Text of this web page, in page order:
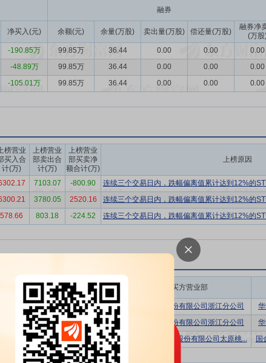
险行业发展模式也面临深度调整,人身险行业在发展中遭遇了更多不
长期价值增长的关键。
管理制度较为系统完整。2019 年,国华人寿引入三家国资股东,成为一
升了公司的资本实力和市场品牌。同时,国华人寿拥有一支专业、稳
把握寿险经营规律,稳健发展,探索符合自身特色的可持续发展之路。
略,以增进人民群众获得感、幸福感、安全感,助力共同富裕为己任,
终坚守寿险本源,坚持“保险姓保、保险为民”理念,以客户需求为导
环境情况,保持适度业务规模,持续优化业务结构。通过产品+服务推
,是行业内首批获得投资全牌照的保险公司。投资范围已涵盖国债、
积极响应国家重大战略号召,充分发挥保险资金长周期性和公司投资
资方式对半导体、先进制造、绿色金融、医疗健康等国家大力发展
投资价值。
人民币,公司持有国华人寿20000万股,占该公司20%股权,为国华人寿
2018年11月27日公告,拟出售所持安盛天平财产保险股份有限公司
股份同时出售给安盛。出售完成后,安盛将持有安盛天平100%股
述收购。其中,公司将持有的安盛天平78,284,108股全部转让给安
为22,783.3万元,预计将实现投资收益约62,326.6万元。
融券
净买入(元) 余额(元) 余量(万股) 卖出量(万股) 偿还量(万股)
融券净
(万股
-190.85万 99.85万 36.44 0.00 0.00 0.00
-48.89万 99.85万 36.44 0.00 0.00 0.00
-105.01万 99.85万 36.44 0.00 0.00 0.00
榜营业
买入合
计(万)
上榜营业
部卖出合
计(万)
上榜营业
部买卖净
额合计(万)
上榜原因
7103.07 -800.90
连续三个交易日内，跌幅偏离值累计达到12%的
3780.05 2520.16
连续三个交易日内，跌幅偏离值累计达到12%的
578.66 803.18 -224.52
连续三个交易日内，跌幅偏离值累计达到12%的
交量(万股) 成交额(万元)
成交额/流通
市值(%)
买方营业部
50.00 87.00 0.01% 联储证券股份有限公司浙江分公司
50.00 92.00 0.01% 联储证券股份有限公司浙江分公司
157.05 0.01% 中国银河证券股份有限公司太原桃...
国